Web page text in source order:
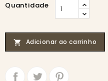
Quantidade
 Adicionar ao carrinho